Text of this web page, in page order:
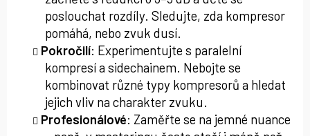
poslouchat rozdíly. Sledujte, zda kompresor
pomáhá, nebo zvuk dusí.
Pokročilí: Experimentujte s paralelní
kompresí a sidechainem. Nebojte se
kombinovat různé typy kompresorů a hledat
jejich vliv na charakter zvuku.
Profesionálové: Zaměřte se na jemné nuance